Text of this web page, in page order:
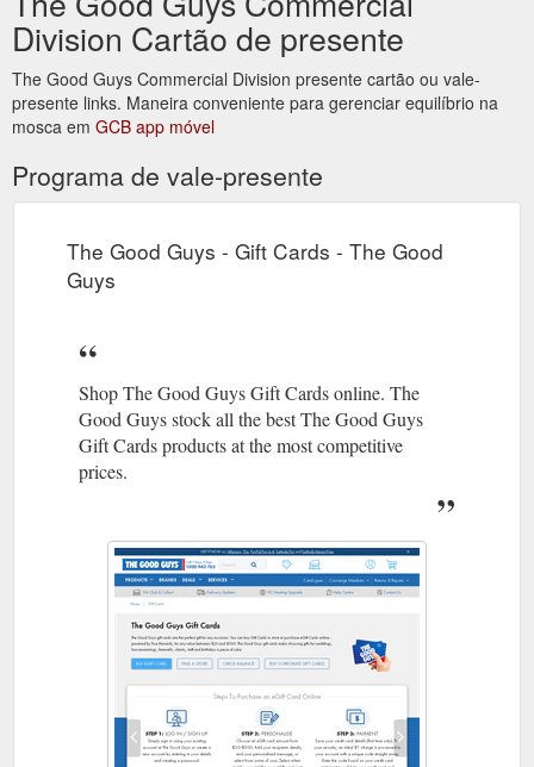
Division Cartão de presente
The Good Guys Commercial Division presente cartão ou vale-
presente links. Maneira conveniente para gerenciar equilíbrio na
mosca em GCB app móvel
Programa de vale-presente
The Good Guys - Gift Cards - The Good
Guys
Shop The Good Guys Gift Cards online. The
Good Guys stock all the best The Good Guys
Gift Cards products at the most competitive
prices.